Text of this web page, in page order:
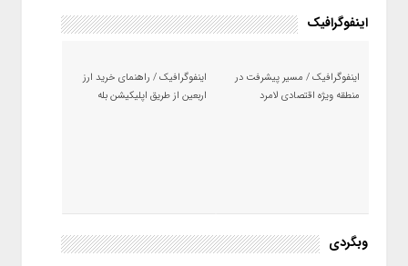
اینفوگرافیک
اینفوگرافیک / مسیر پیشرفت در
منطقه ویژه اقتصادی لامرد
اینفوگرافیک / راهنمای خرید ارز
اربعین از طریق اپلیکیشن بله
وبگردی